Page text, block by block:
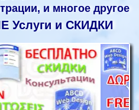
и многое другое
Услуги и СКИДКИ